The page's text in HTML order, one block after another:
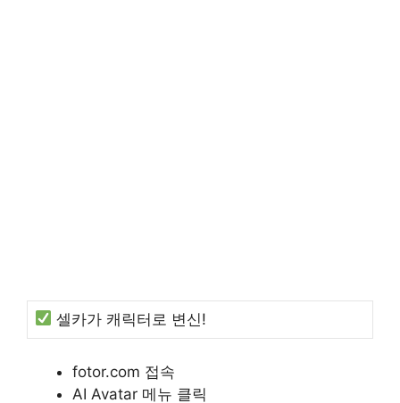
셀카가 캐릭터로 변신!
fotor.com 접속
AI Avatar 메뉴 클릭